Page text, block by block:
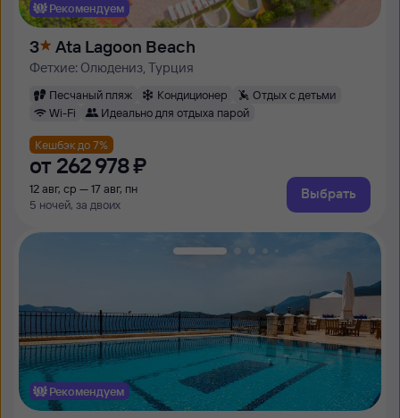
Рекомендуем
3 Ata Lagoon Beach
Фетхие: Олюдениз, Турция
Песчаный пляж Кондиционер
Отдых с детьми
Wi-Fi
Идеально для отдыха парой
Кешбэк до 7%
от 262 ⁠978 ⁠₽
12 авг, ср — 17 авг, пн
5 ночей, за двоих
Выбрать
Рекомендуем